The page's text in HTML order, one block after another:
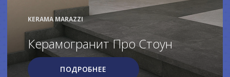
KERAMA MARAZZI
Керамогранит Про Стоун
ПОДРОБНЕЕ